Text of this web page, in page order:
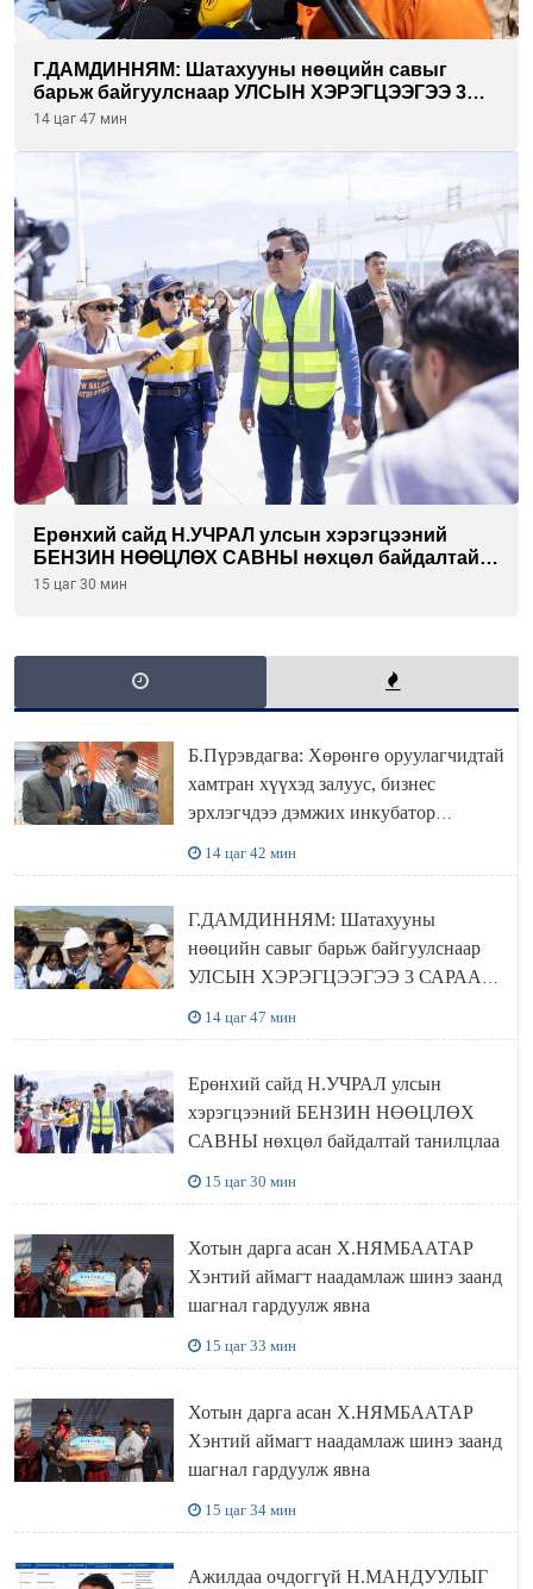
Г.ДАМДИННЯМ: Шатахууны нөөцийн савыг
барьж байгуулснаар УЛСЫН ХЭРЭГЦЭЭГЭЭ 3
САРААР НӨӨЦЛӨДӨГ болно
14 цаг 47 мин
Ерөнхий сайд Н.УЧРАЛ улсын хэрэгцээний
БЕНЗИН НӨӨЦЛӨХ САВНЫ нөхцөл байдалтай
танилцлаа
15 цаг 30 мин
Б.Пүрэвдагва: Хөрөнгө оруулагчидтай
хамтран хүүхэд залуус, бизнес
эрхлэгчдээ дэмжих инкубатор
14 цаг 42 мин
Г.ДАМДИННЯМ: Шатахууны
нөөцийн савыг барьж байгуулснаар
УЛСЫН ХЭРЭГЦЭЭГЭЭ 3 САРААР
14 цаг 47 мин
Ерөнхий сайд Н.УЧРАЛ улсын
хэрэгцээний БЕНЗИН НӨӨЦЛӨХ
САВНЫ нөхцөл байдалтай танилцлаа
15 цаг 30 мин
Хотын дарга асан Х.НЯМБААТАР
Хэнтий аймагт наадамлаж шинэ заанд
шагнал гардуулж явна
15 цаг 33 мин
Хотын дарга асан Х.НЯМБААТАР
Хэнтий аймагт наадамлаж шинэ заанд
шагнал гардуулж явна
15 цаг 34 мин
Ажилдаа очдоггүй Н.МАНДУУЛЫГ